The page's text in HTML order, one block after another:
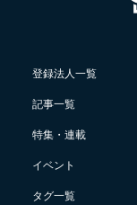
登録法人一覧
記事一覧
特集・連載
イベント
タグ一覧